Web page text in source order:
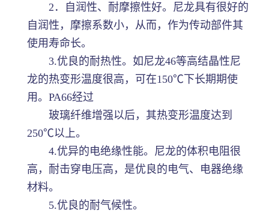
2．自润性、耐摩擦性好。尼龙具有很好的
自润性，摩擦系数小，从而，作为传动部件其
使用寿命长。
3.优良的耐热性。如尼龙46等高结晶性尼
龙的热变形温度很高，可在150℃下长期期使
用。PA66经过
玻璃纤维增强以后，其热变形温度达到
250℃以上。
4.优异的电绝缘性能。尼龙的体积电阻很
高，耐击穿电压高，是优良的电气、电器绝缘
材料。
5.优良的耐气候性。